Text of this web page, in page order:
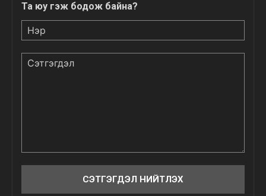
Та юу гэж бодож байна?